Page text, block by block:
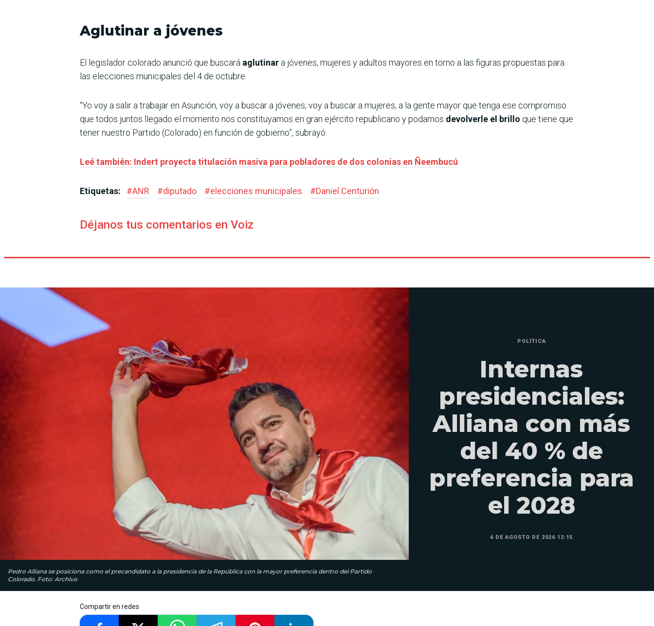
Aglutinar a jóvenes
El legislador colorado anunció que buscará aglutinar a jóvenes, mujeres y adultos mayores en torno a las figuras propuestas para
las elecciones municipales del 4 de octubre.
“Yo voy a salir a trabajar en Asunción, voy a buscar a jóvenes, voy a buscar a mujeres, a la gente mayor que tenga ese compromiso
que todos juntos llegado el momento nos constituyamos en gran ejército republicano y podamos devolverle el brillo que tiene que
tener nuestro Partido (Colorado) en función de gobierno”, subrayó.
Leé también: Indert proyecta titulación masiva para pobladores de dos colonias en Ñeembucú
Etiquetas: #ANR #diputado #elecciones municipales #Daniel Centurión
Déjanos tus comentarios en Voiz
Pedro Alliana se posiciona como el precandidato a la presidencia de la República con la mayor preferencia dentro del Partido
Colorado. Foto: Archivo
POLÍTICA
Internas
presidenciales:
Alliana con más
del 40 % de
preferencia para
el 2028
6 DE AGOSTO DE 2026 12:15
Compartir en redes